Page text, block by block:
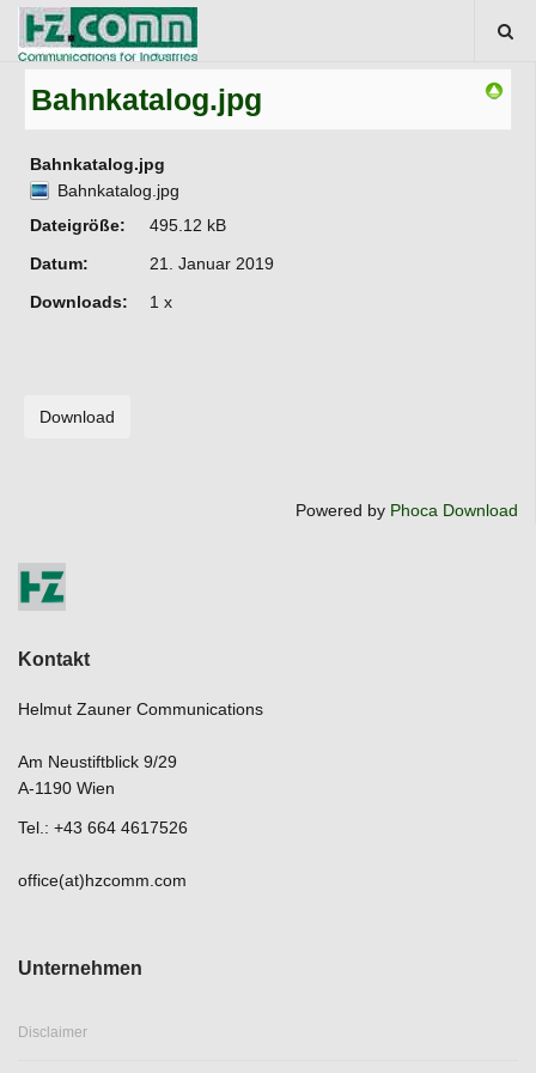
Bahnkatalog.jpg
Bahnkatalog.jpg
Bahnkatalog.jpg
Dateigröße:
495.12 kB
Datum:
21. Januar 2019
Downloads:
1 x
Powered by Phoca Download
Kontakt
Helmut Zauner Communications
Am Neustiftblick 9/29
A-1190 Wien
Tel.: +43 664 4617526
office(at)hzcomm.com
Unternehmen
Disclaimer